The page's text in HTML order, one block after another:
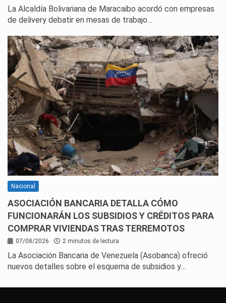
La Alcaldía Bolivariana de Maracaibo acordó con empresas
de delivery debatir en mesas de trabajo…
Nacional
ASOCIACIÓN BANCARIA DETALLA CÓMO
FUNCIONARÁN LOS SUBSIDIOS Y CRÉDITOS PARA
COMPRAR VIVIENDAS TRAS TERREMOTOS
07/08/2026 2 minutos de lectura
La Asociación Bancaria de Venezuela (Asobanca) ofreció
nuevos detalles sobre el esquema de subsidios y…